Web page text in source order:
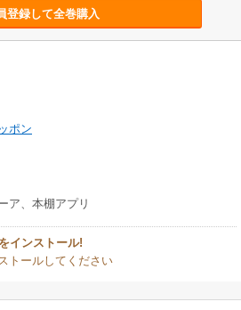
登録して全巻購入
ポン
ア、本棚アプリ
インストール!
トールしてください